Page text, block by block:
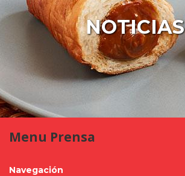
NOTICIAS
Menu Prensa
Navegación